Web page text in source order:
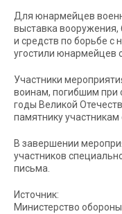
Для юнармейцев
выставка вооружения,
и средств по борьбе с
угостили юнармейцев
Участники
воинам, погибшим при
годы Великой
памятнику
В завершении
участников
письма.
Источник:
Министерство